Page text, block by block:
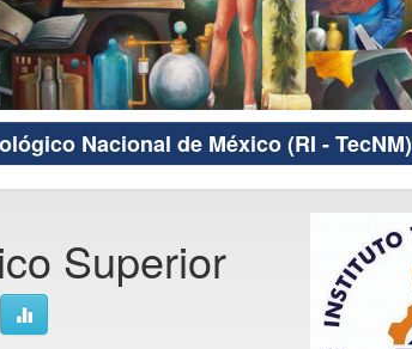
Nacional de México (RI - TecNM)
Superior